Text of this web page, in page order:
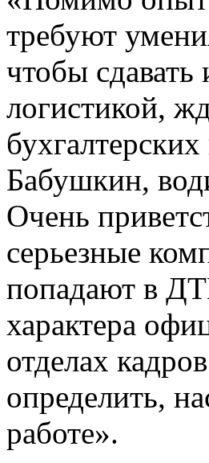
требуют
чтобы сдавать
логистикой,
Бабушкин,
Очень
серьезные
попадают в
характера
отделах
определить,
работе».